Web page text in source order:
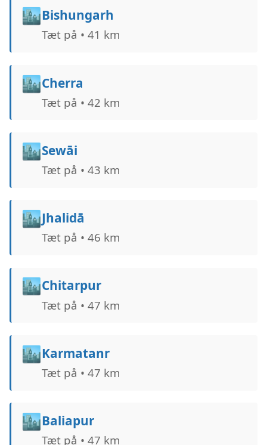
🏙️Bishungarh
Tæt på • 41 km
🏙️Cherra
Tæt på • 42 km
🏙️Sewāi
Tæt på • 43 km
🏙️Jhalidā
Tæt på • 46 km
🏙️Chitarpur
Tæt på • 47 km
🏙️Karmatanr
Tæt på • 47 km
🏙️Baliapur
Tæt på • 47 km